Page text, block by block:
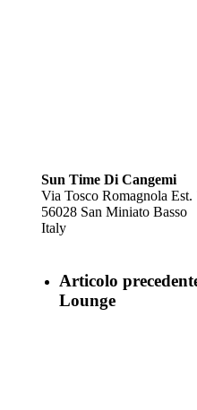
Sun Time Di Cangemi
Via Tosco Romagnola Est.
56028 San Miniato Basso
Italy
Articolo
Lounge